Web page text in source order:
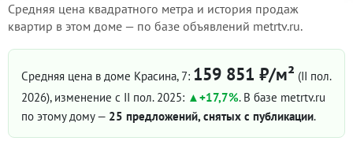
Средняя цена квадратного метра и история продаж
квартир в этом доме — по базе объявлений metrtv.ru.
Средняя цена в доме Красина, 7: 159 851 ₽/м² (II пол.
2026), изменение с II пол. 2025: +17,7%. В базе metrtv.ru
по этому дому — 25 предложений, снятых с публикации.